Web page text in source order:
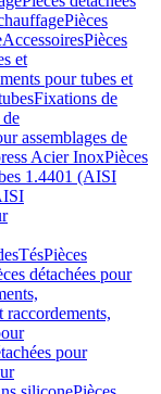
Pièces
AccessoiresPièces
et
pour tubes et
Fixations de
assemblages de
Acier InoxPièces
1.4401 (AISI
TésPièces
détachées pour
raccordements,
pour